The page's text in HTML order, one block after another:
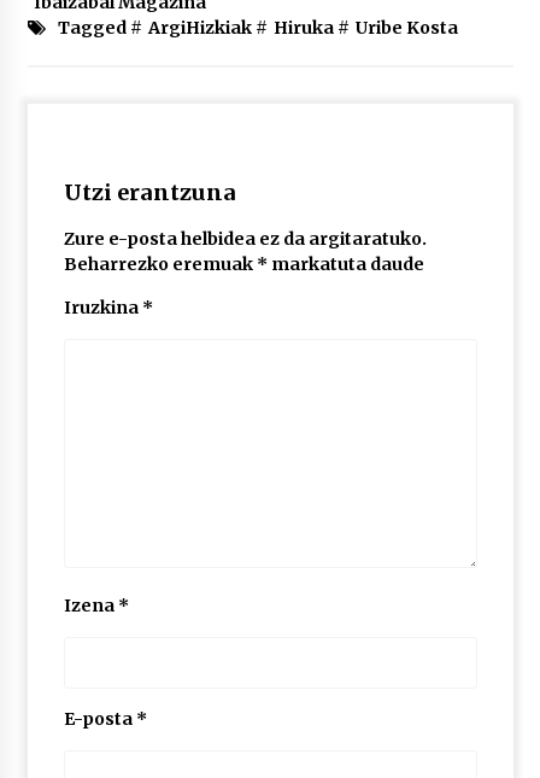
2026/07/03
Tagged # ArgiHizkiak# Hiruka# Uribe Kosta
Utzi erantzuna
Zure e-posta helbidea ez da argitaratuko.
Beharrezko eremuak * markatuta daude
Iruzkina *
Izena *
E-posta *